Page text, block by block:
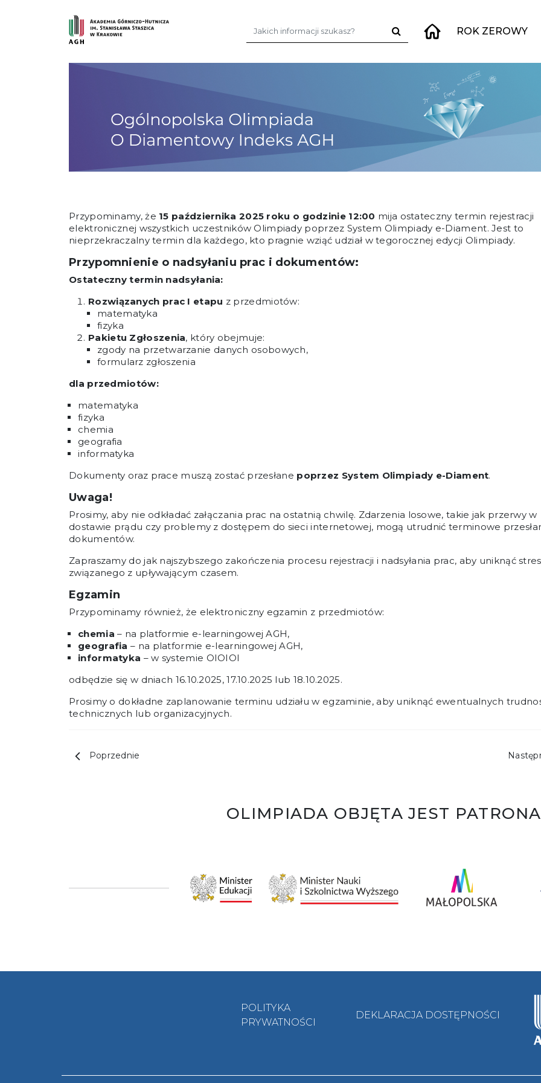
Szukaj:
ROK ZEROWY
Przypominamy, że 15 października 2025 roku o godzinie 12:00 mija ostateczny termin rejestracji
elektronicznej wszystkich uczestników Olimpiady poprzez System Olimpiady e-Diament. Jest to
nieprzekraczalny termin dla każdego, kto pragnie wziąć udział w tegorocznej edycji Olimpiady.
Przypomnienie o nadsyłaniu prac i dokumentów:
Ostateczny termin nadsyłania:
Rozwiązanych prac I etapu z przedmiotów:
matematyka
fizyka
Pakietu Zgłoszenia, który obejmuje:
zgody na przetwarzanie danych osobowych,
formularz zgłoszenia
dla przedmiotów:
matematyka
fizyka
chemia
geografia
informatyka
Dokumenty oraz prace muszą zostać przesłane poprzez System Olimpiady e-Diament.
Uwaga!
Prosimy, aby nie odkładać załączania prac na ostatnią chwilę. Zdarzenia losowe, takie jak przerwy w
dostawie prądu czy problemy z dostępem do sieci internetowej, mogą utrudnić terminowe
dokumentów.
Zapraszamy do jak najszybszego zakończenia procesu rejestracji i nadsyłania prac, aby uniknąć
związanego z upływającym czasem.
Egzamin
Przypominamy również, że elektroniczny egzamin z przedmiotów:
chemia – na platformie e-learningowej AGH,
geografia – na platformie e-learningowej AGH,
informatyka – w systemie OIOIOI
odbędzie się w dniach 16.10.2025, 17.10.2025 lub 18.10.2025.
Prosimy o dokładne zaplanowanie terminu udziału w egzaminie, aby uniknąć ewentualnych
technicznych lub organizacyjnych.
Poprzednie
OLIMPIADA OBJĘTA JEST
POLITYKA
PRYWATNOŚCI
DEKLARACJA DOSTĘPNOŚCI